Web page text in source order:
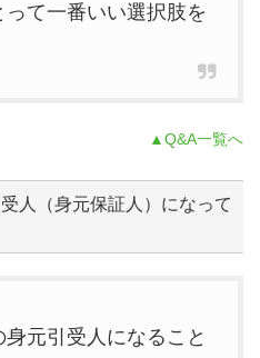
て一番いい選択肢を
▲Q&A一覧へ
人（身元保証人）になって
元引受人になること